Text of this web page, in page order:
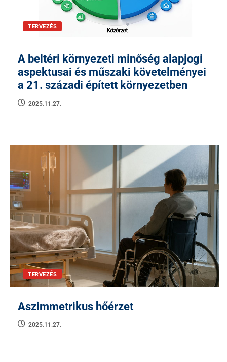
TERVEZÉS
A beltéri környezeti minőség alapjogi
aspektusai és műszaki követelményei
a 21. századi épített környezetben
2025.11.27.
TERVEZÉS
Aszimmetrikus hőérzet
2025.11.27.